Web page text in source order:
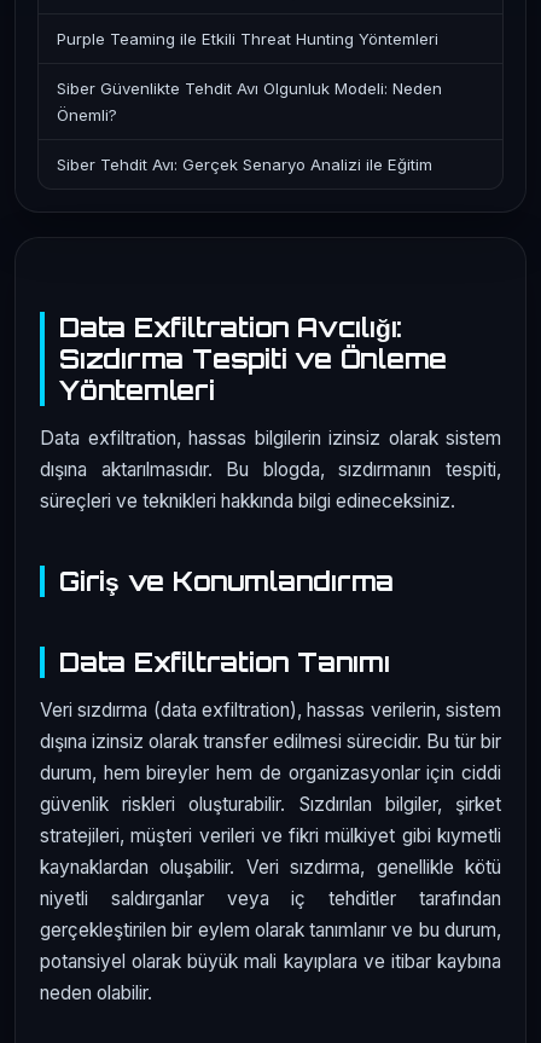
Data Exfiltration Avcılığı:
Sızdırma Tespiti ve Önleme
Yöntemleri
Data exfiltration, hassas bilgilerin izinsiz olarak sistem
dışına aktarılmasıdır. Bu blogda, sızdırmanın tespiti,
süreçleri ve teknikleri hakkında bilgi edineceksiniz.
Giriş ve Konumlandırma
Data Exfiltration Tanımı
Veri sızdırma (data exfiltration), hassas verilerin, sistem
dışına izinsiz olarak transfer edilmesi sürecidir. Bu tür bir
durum, hem bireyler hem de organizasyonlar için ciddi
güvenlik riskleri oluşturabilir. Sızdırılan bilgiler, şirket
stratejileri, müşteri verileri ve fikri mülkiyet gibi kıymetli
kaynaklardan oluşabilir. Veri sızdırma, genellikle kötü
niyetli saldırganlar veya iç tehditler tarafından
gerçekleştirilen bir eylem olarak tanımlanır ve bu durum,
potansiyel olarak büyük mali kayıplara ve itibar kaybına
neden olabilir.
Purple Teaming ile Etkili Threat Hunting Yöntemleri
Siber Güvenlikte Tehdit Avı Olgunluk Modeli: Neden
Önemli?
Siber Tehdit Avı: Gerçek Senaryo Analizi ile Eğitim